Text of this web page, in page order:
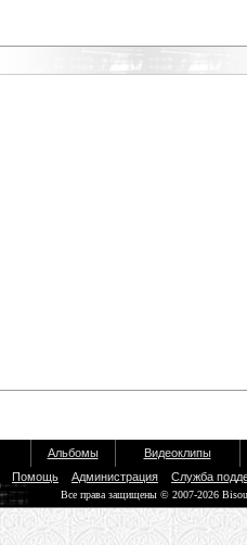
Альбомы
Видеоклипы
Помощь Администрация Служба
Все права защищены © 2007-2026